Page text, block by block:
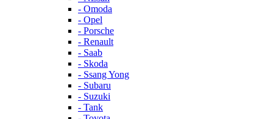
- Omoda
- Opel
- Porsche
- Renault
- Saab
- Skoda
- Ssang Yong
- Subaru
- Suzuki
- Tank